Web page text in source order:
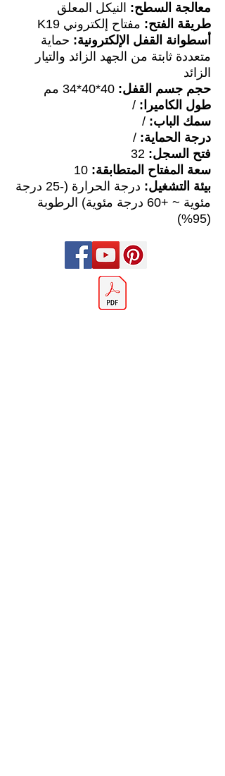
معالجة السطح: النيكل المعلق
طريقة الفتح: مفتاح إلكتروني K19
أسطوانة القفل الإلكترونية: حماية
متعددة ثابتة من الجهد الزائد والتيار
الزائد
حجم جسم القفل:
طول الكاميرا: /
سمك الباب: /
درجة الحماية: /
فتح السجل:
سعة المفتاح المتطابقة:
بيئة التشغيل:
درجة الحرارة (-25 درجة
مئوية ~ +60 درجة مئوية) الرطوبة
(95%)